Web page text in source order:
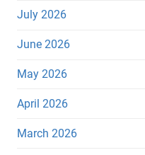
July 2026
June 2026
May 2026
April 2026
March 2026